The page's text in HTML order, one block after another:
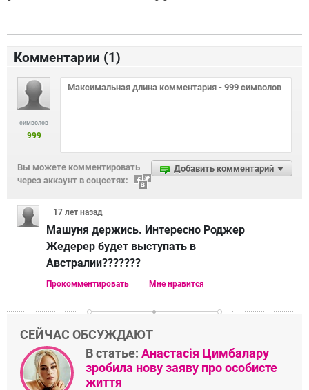
Комментарии (1)
символов
999
Добавить комментарий
Вы можете комментировать
через аккаунт в соцсетях:
17 лет назад
Машуня держись. Интересно Роджер
Жедерер будет выступать в
Австралии???????
Прокомментировать Мне нравится
СЕЙЧАС ОБСУЖДАЮТ
В статье: Анастасія Цимбалару
зробила нову заяву про особисте
життя